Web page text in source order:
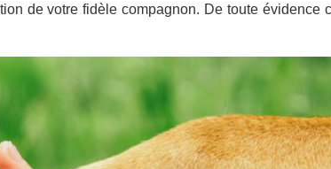
de votre fidèle compagnon. De toute évidence